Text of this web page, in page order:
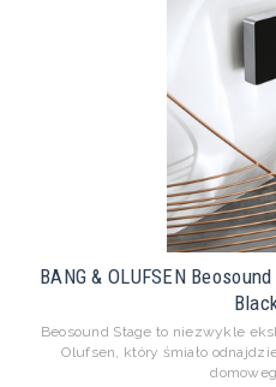
BANG & OLUFSEN
Beosound Stage to niezwykle
Olufsen, który śmiało